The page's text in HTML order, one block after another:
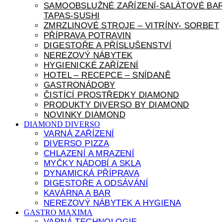
SAMOOBSLUŽNÉ ZAŘÍZENÍ-SALÁTOVÉ
TAPAS-SUSHI
ZMRZLINOVÉ STROJE – VITRÍNY- SORBET
PŘÍPRAVA POTRAVIN
DIGESTOŘE A PŘÍSLUŠENSTVÍ
NEREZOVÝ NÁBYTEK
HYGIENICKÉ ZAŘÍZENÍ
HOTEL – RECEPCE – SNÍDANĚ
GASTRONÁDOBY
ČISTÍCÍ PROSTŘEDKY DIAMOND
PRODUKTY DIVERSO BY DIAMOND
NOVINKY DIAMOND
DIAMOND DIVERSO
VARNÁ ZAŘÍZENÍ
DIVERSO PIZZA
CHLAZENÍ A MRAZENÍ
MYČKY NÁDOBÍ A SKLA
DYNAMICKÁ PŘÍPRAVA
DIGESTOŘE A ODSÁVÁNÍ
KAVÁRNA A BAR
NEREZOVÝ NÁBYTEK A HYGIENA
GASTRO MAXIMA